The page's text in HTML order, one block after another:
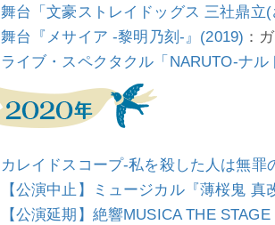
舞台「文豪ストレイドッグス 三社鼎立(
舞台『メサイア -黎明乃刻-』(2019) ：
ライブ・スペクタクル「NARUTO-ナ
カレイドスコープ-私を殺した人は無罪
【公演中止】ミュージカル『薄桜鬼 真
【公演延期】絶響MUSICA THE STAGE